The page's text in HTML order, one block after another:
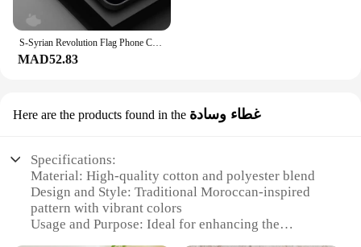
MAD52.83
Here are the products found in the غطاء وسادة
Specifications:
Material: High-quality cotton and polyester blend
Design and Style: Traditional Moroccan-inspired
pattern with vibrant colors
Usage and Purpose: Ideal for enhancing the